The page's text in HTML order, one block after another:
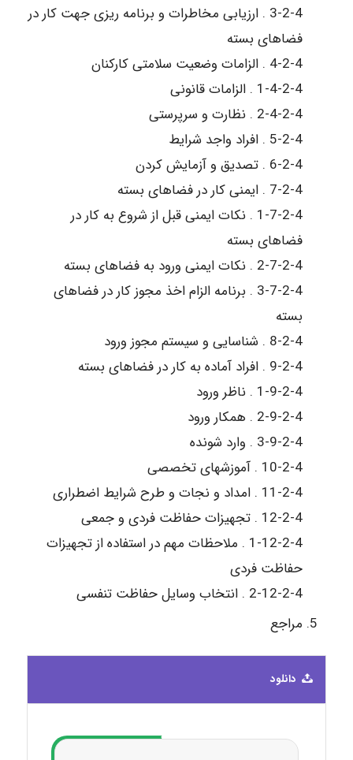
3-2-4 . ارزیابی مخاطرات و برنامه ریزی جهت کار در
فضاهای بسته
4-2-4 . الزامات وضعیت سلامتی کارکنان
1-4-2-4 . الزامات قانونی
2-4-2-4 . نظارت و سرپرستی
5-2-4 . افراد واجد شرایط
6-2-4 . تصدیق و آزمایش کردن
7-2-4 . ایمنی کار در فضاهای بسته
1-7-2-4 . نکات ایمنی قبل از شروع به کار در
فضاهای بسته
2-7-2-4 . نکات ایمنی ورود به فضاهای بسته
3-7-2-4 . برنامه الزام اخذ مجوز کار در فضاهای
بسته
8-2-4 . شناسایی و سیستم مجوز ورود
9-2-4 . افراد آماده به کار در فضاهای بسته
1-9-2-4 . ناظر ورود
2-9-2-4 . همکار ورود
3-9-2-4 . وارد شونده
10-2-4 . آموزشهای تخصصی
11-2-4 . امداد و نجات و طرح شرایط اضطراری
12-2-4 . تجهیزات حفاظت فردی و جمعی
1-12-2-4 . ملاحظات مهم در استفاده از تجهیزات
حفاظت فردی
2-12-2-4 . انتخاب وسایل حفاظت تنفسی
مراجع
دانلود